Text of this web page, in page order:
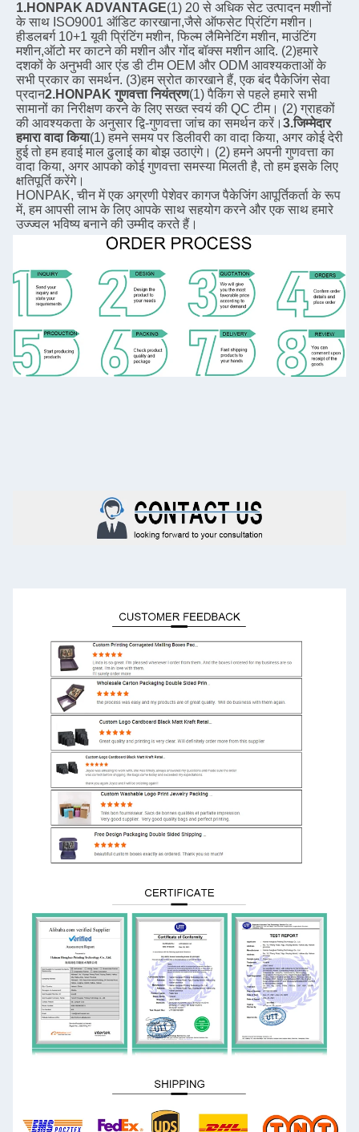
1.HONPAK ADVANTAGE(1) 20 से अधिक सेट उत्पादन मशीनों
के साथ ISO9001 ऑडिट कारखाना,जैसे ऑफसेट प्रिंटिंग मशीन।
हीडलबर्ग 10+1 यूवी प्रिंटिंग मशीन, फिल्म लैमिनेटिंग मशीन, माउंटिंग
मशीन,ऑटो मर काटने की मशीन और गोंद बॉक्स मशीन आदि. (2)हमारे
दशकों के अनुभवी आर एंड डी टीम OEM और ODM आवश्यकताओं के
सभी प्रकार का समर्थन. (3)हम स्रोत कारखाने हैं, एक बंद पैकेजिंग सेवा
प्रदान2.HONPAK गुणवत्ता नियंत्रण(1) पैकिंग से पहले हमारे सभी
सामानों का निरीक्षण करने के लिए सख्त स्वयं की QC टीम। (2) ग्राहकों
की आवश्यकता के अनुसार द्वि-गुणवत्ता जांच का समर्थन करें। 3.जिम्मेदार
हमारा वादा किया(1) हमने समय पर डिलीवरी का वादा किया, अगर कोई देरी
हुई तो हम हवाई माल ढुलाई का बोझ उठाएंगे। (2) हमने अपनी गुणवत्ता का
वादा किया, अगर आपको कोई गुणवत्ता समस्या मिलती है, तो हम इसके लिए
क्षतिपूर्ति करेंगे।
HONPAK, चीन में एक अग्रणी पेशेवर कागज पैकेजिंग आपूर्तिकर्ता के रूप
में, हम आपसी लाभ के लिए आपके साथ सहयोग करने और एक साथ हमारे
उज्ज्वल भविष्य बनाने की उम्मीद करते हैं।